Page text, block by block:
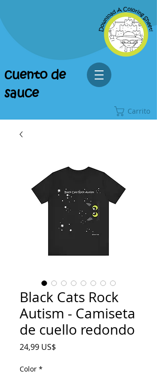
cuento de
sauce
Carrito
Black Cats Rock
Autism - Camiseta
de cuello redondo
24,99 US$
Color *